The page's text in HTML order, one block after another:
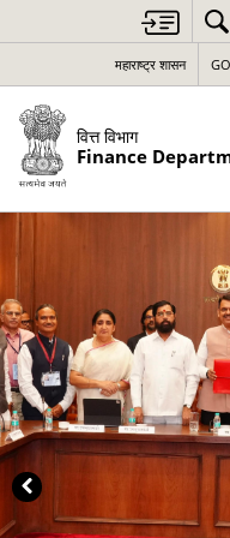
महाराष्ट्र शासन
वित्त विभाग
Finance